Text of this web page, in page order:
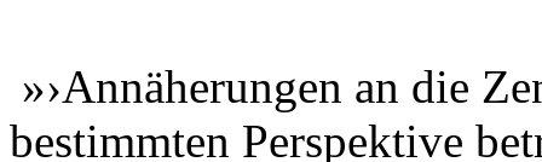
»›Annäherungen an die
bestimmten Perspektive